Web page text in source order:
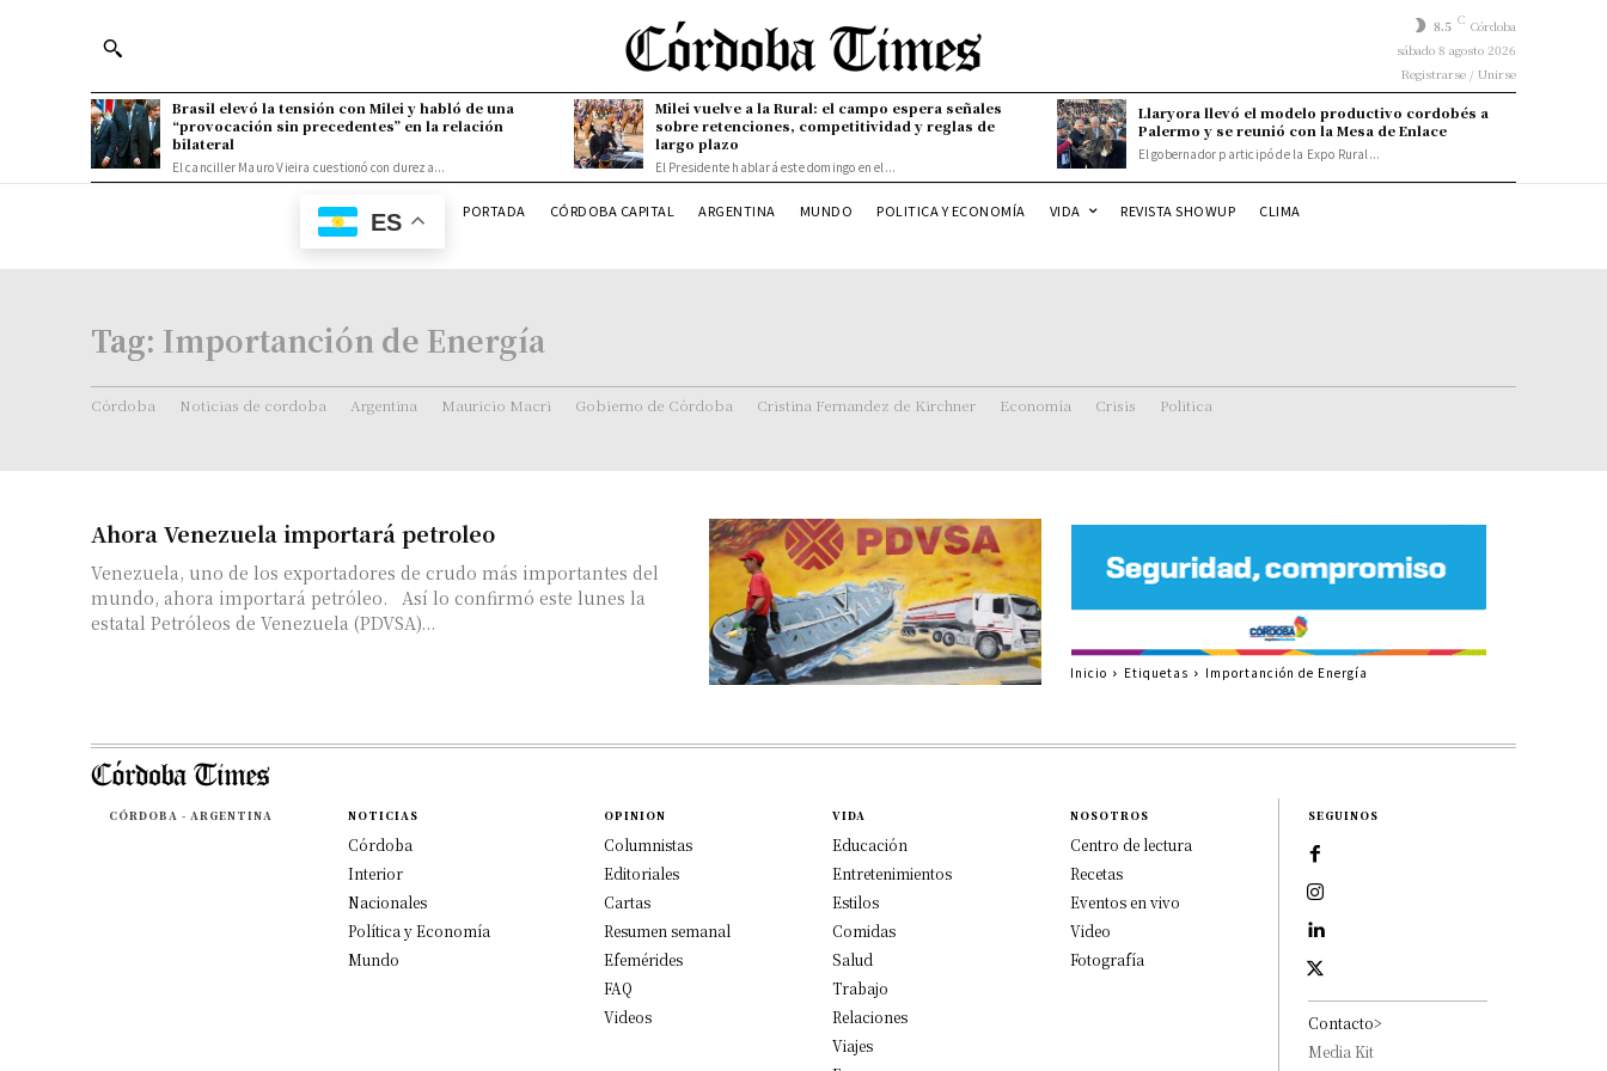
8.5 C Córdoba
sábado 8 agosto 2026
Registrarse / Unirse
Brasil elevó la tensión con Milei y habló de una
“provocación sin precedentes” en la relación
bilateral
El canciller Mauro Vieira cuestionó con dureza...
Milei vuelve a la Rural: el campo espera señales
sobre retenciones, competitividad y reglas de
largo plazo
El Presidente hablará este domingo en el...
Llaryora llevó el modelo productivo cordobés a
Palermo y se reunió con la Mesa de Enlace
El gobernador participó de la Expo Rural...
ES PORTADA CÓRDOBA CAPITAL ARGENTINA MUNDO POLITICA Y ECONOMÍA VIDA REVISTA SHOWUP CLIMA
Tag: Importanción de Energía
Córdoba Noticias de cordoba Argentina Mauricio Macri Gobierno de Córdoba Cristina Fernandez de Kirchner Economía Crisis Politica
Ahora Venezuela importará petroleo
Venezuela, uno de los exportadores de crudo más importantes del
mundo, ahora importará petróleo. Así lo confirmó este lunes la
estatal Petróleos de Venezuela (PDVSA)...
Inicio Etiquetas Importanción de Energía
CÓRDOBA - ARGENTINA NOTICIAS
Córdoba
Interior
Nacionales
Política y Economía
Mundo
OPINION
Columnistas
Editoriales
Cartas
Resumen semanal
Efemérides
FAQ
Videos
VIDA
Educación
Entretenimientos
Estilos
Comidas
Salud
Trabajo
Relaciones
Viajes
NOSOTROS
Centro de lectura
Recetas
Eventos en vivo
Video
Fotografía
SEGUINOS
Contacto>
Media Kit